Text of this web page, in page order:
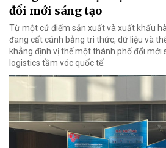
đổi mới sáng tạo
Từ một cứ điểm sản xuất và xuất khẩu
đang cất cánh bằng tri thức, dữ liệu và
khẳng định vị thế một thành phố đổi mới
logistics tầm vóc quốc tế.